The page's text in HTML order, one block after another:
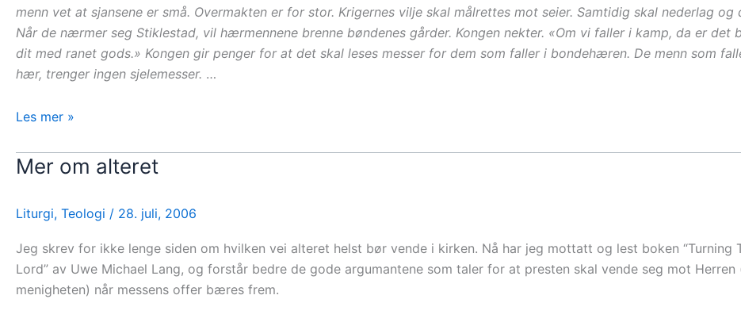
menn vet at sjansene er små. Overmakten er for stor. Krigernes vilje skal målrettes mot seier. Samtidig skal nederlag og
Når de nærmer seg Stiklestad, vil hærmennene brenne bøndenes gårder. Kongen nekter. «Om vi faller i kamp, da er det
dit med ranet gods.» Kongen gir penger for at det skal leses messer for dem som faller i bondehæren. De menn som
hær, trenger ingen sjelemesser. …
Hellig
Les mer »
Mer om alteret
Liturgi, Teologi / 28. juli, 2006
Jeg skrev for ikke lenge siden om hvilken vei alteret helst bør vende i kirken. Nå har jeg mottatt og lest boken “Turning
Lord” av Uwe Michael Lang, og forstår bedre de gode argumantene som taler for at presten skal vende seg mot Herren
menigheten) når messens offer bæres frem.